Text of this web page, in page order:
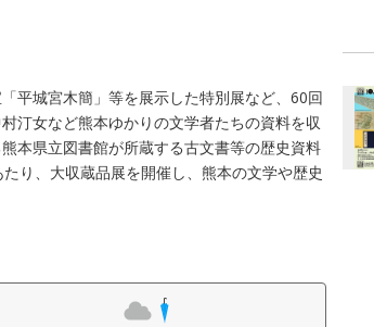
平城宮木簡」等を展示した特別展など、60回
汀女など熊本ゆかりの文学者たちの資料を収
本県立図書館が所蔵する古文書等の歴史資料
り、大収蔵品展を開催し、熊本の文学や歴史